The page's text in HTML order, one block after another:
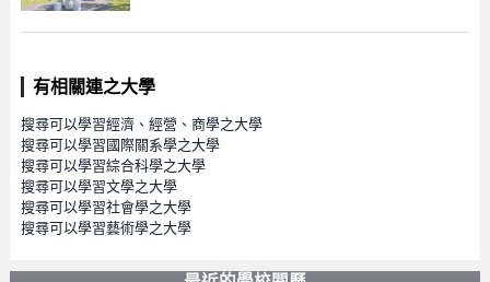
有相關連之大學
搜尋可以學習經濟、經營、商學之大學
搜尋可以學習國際關系學之大學
搜尋可以學習綜合科學之大學
搜尋可以學習文學之大學
搜尋可以學習社會學之大學
搜尋可以學習藝術學之大學